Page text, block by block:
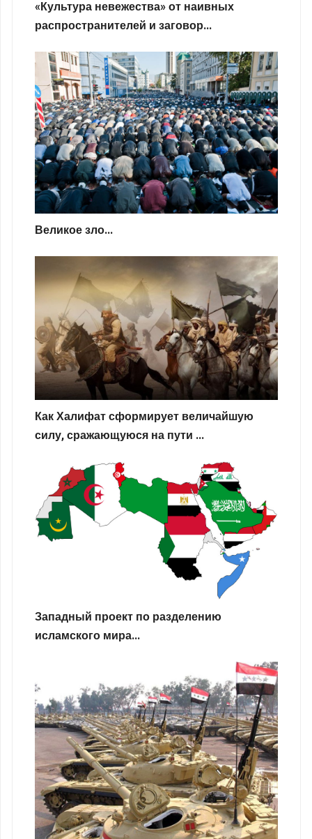
«Культура невежества» от наивных
распространителей и заговор...
Великое зло...
Как Халифат сформирует величайшую
силу, сражающуюся на пути ...
Западный проект по разделению
исламского мира...